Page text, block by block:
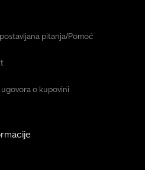
pitanja/Pomoć
o kupovini